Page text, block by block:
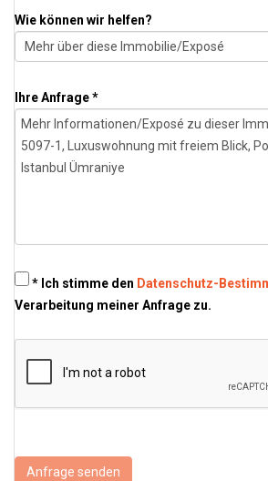
Wie können wir helfen?
Ihre Anfrage *
* Ich stimme den Datenschutz-
Verarbeitung meiner Anfrage zu.
Anfrage senden